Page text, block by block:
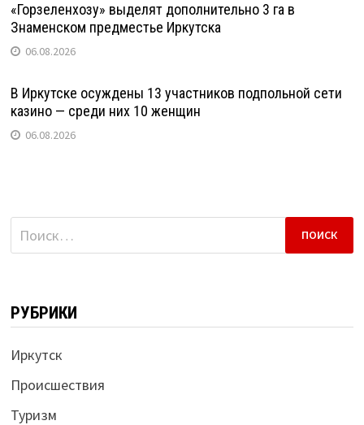
«Горзеленхозу» выделят дополнительно 3 га в
Знаменском предместье Иркутска
06.08.2026
В Иркутске осуждены 13 участников подпольной сети
казино — среди них 10 женщин
06.08.2026
Найти:
РУБРИКИ
Иркутск
Происшествия
Туризм